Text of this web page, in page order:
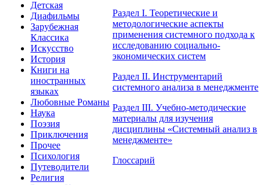
Детская
Диафильмы
Зарубежная
Классика
Искусство
История
Книги на
иностранных
языках
Любовные Романы
Наука
Поэзия
Приключения
Прочее
Психология
Путеводители
Религия
Раздел I. Теоретические и
методологические аспекты
применения системного подхода к
исследованию социально-
экономических систем
Раздел II. Инструментарий
системного анализа в менеджменте
Раздел III. Учебно-методические
материалы для изучения
дисциплины «Системный анализ в
менеджменте»
Глоссарий